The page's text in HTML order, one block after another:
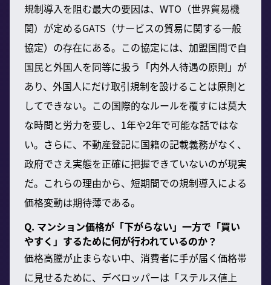
規制導入を阻む最大の要因は、WTO（世界貿易機
関）が定めるGATS（サービスの貿易に関する一般
協定）の存在にある。この協定には、加盟国間で自
国民と外国人を同等に扱う「内外人待遇の原則」が
あり、外国人にだけ取引規制を設けることは原則と
してできない。この国際的なルールを覆すには莫大
な時間と労力を要し、1年や2年で可能な話ではな
い。さらに、不動産登記に国籍の記載義務がなく、
政府でさえ実態を正確に把握できていないのが現実
だ。これらの理由から、短期間での規制導入による
価格変動は期待薄である。
Q. マンション価格が「下がらない」一方で「買い
やすく」するために何が行われているのか？
価格高騰が止まらない中、消費者に手が届く価格帯
に見せるために、デベロッパーは「ステルス値上